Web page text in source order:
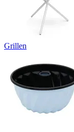
Grillen